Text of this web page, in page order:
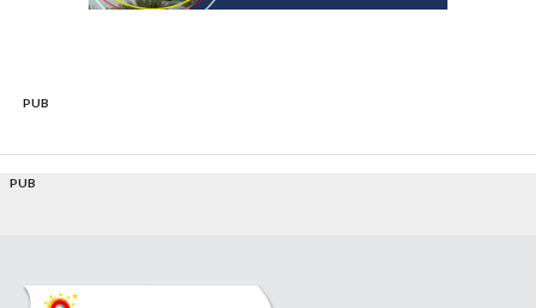
PUB
PUB